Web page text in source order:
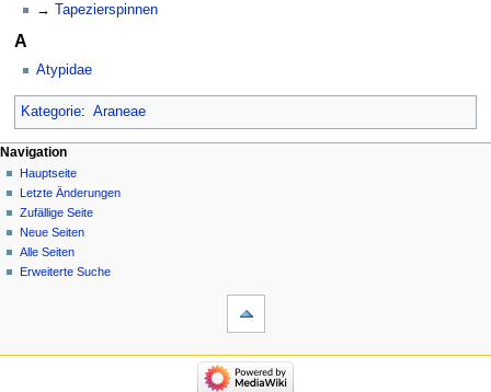
Tapezierspinnen
A
Atypidae
Kategorie: Araneae
Navigation
Hauptseite
Letzte Änderungen
Zufällige Seite
Neue Seiten
Alle Seiten
Erweiterte Suche